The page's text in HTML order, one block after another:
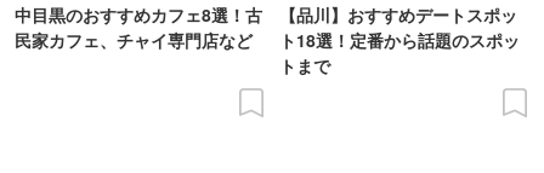
中目黒のおすすめカフェ8選！古
民家カフェ、チャイ専門店など
【品川】おすすめデートスポッ
ト18選！定番から話題のスポッ
トまで